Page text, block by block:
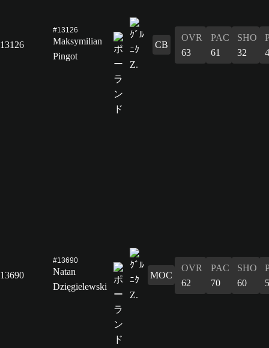
13126
#13126
Maksymilian
Pingot
CB
OVR
63
PAC
61
SHO
32
13690
#13690
Natan
Dzięgielewski
MOC
OVR
62
PAC
70
SHO
60